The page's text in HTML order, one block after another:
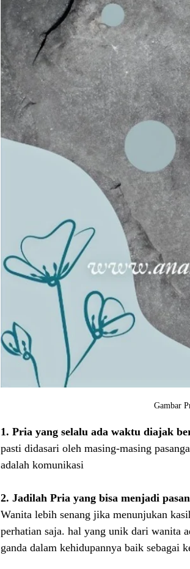
Gambar
1. Pria yang selalu ada waktu diajak
pasti didasari oleh masing-masing
adalah komunikasi
2. Jadilah Pria yang bisa menjadi
Wanita lebih senang jika menunjukan
perhatian saja. hal yang unik dari wanita
ganda dalam kehidupannya baik sebagai